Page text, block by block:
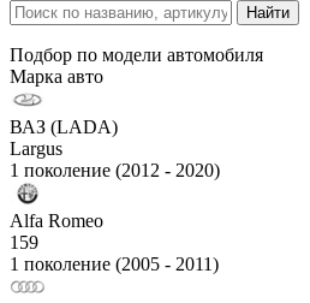
Подбор по модели автомобиля
Марка авто
ВАЗ (LADA)
Largus
1 поколение (2012 - 2020)
Alfa Romeo
159
1 поколение (2005 - 2011)